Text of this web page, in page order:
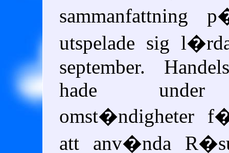
sammanfattning
utspelade sig
september.
hade under
omst�ndigheter
att anv�nda